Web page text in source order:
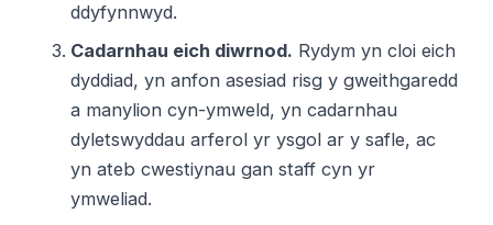
ddyfynnwyd.
Cadarnhau eich diwrnod. Rydym yn cloi eich
dyddiad, yn anfon asesiad risg y gweithgaredd
a manylion cyn-ymweld, yn cadarnhau
dyletswyddau arferol yr ysgol ar y safle, ac
yn ateb cwestiynau gan staff cyn yr
ymweliad.